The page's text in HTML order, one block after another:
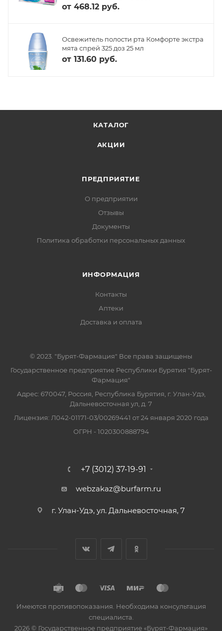
от 468.12 руб.
Освежитель полости рта Комфорте экстра
мята спрей 325 доз 25 мл
от 131.60 руб.
КАТАЛОГ
АКЦИИ
ПРЕДПРИЯТИЕ
О предприятии
Отзывы
Документы
Политика обработки персональных данных
ИНФОРМАЦИЯ
Контакты
Аптеки
Доставка и оплата
© 2023. "Бурят-Фармация" Все права защищены
Государственное предприятие Республики Бурятия "Бурят-
Фармация"
Адрес: 670047, Россия, Республика Бурятия, г. Улан-Удэ,
Дальневосточная ул, д. 7
Лицензия: Л042-01171-03/00269441 от 24 января 2020 года
ОГРН - 1020300888794
+7 (3012) 37-19-91
webzakaz@burfarm.ru
г. Улан-Удэ, ул. Дальневосточная, 7
Имеются противопоказания. Необходима консультация
специалиста.
2026 © Государственное предприятие «Бурят-Фармация»